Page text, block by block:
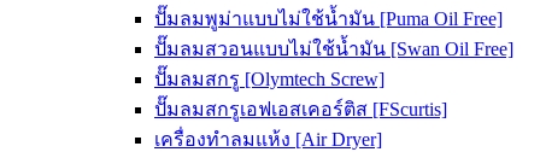
ปั๊มลมพูม่าแบบไม่ใช้น้ำมัน [Puma Oil Free]
ปั๊มลมสวอนแบบไม่ใช้น้ำมัน [Swan Oil Free]
ปั๊มลมสกรู [Olymtech Screw]
ปั๊มลมสกรูเอฟเอสเคอร์ติส [FScurtis]
เครื่องทำลมแห้ง [Air Dryer]